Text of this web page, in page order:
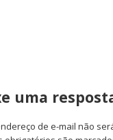
uma
de e-mail não